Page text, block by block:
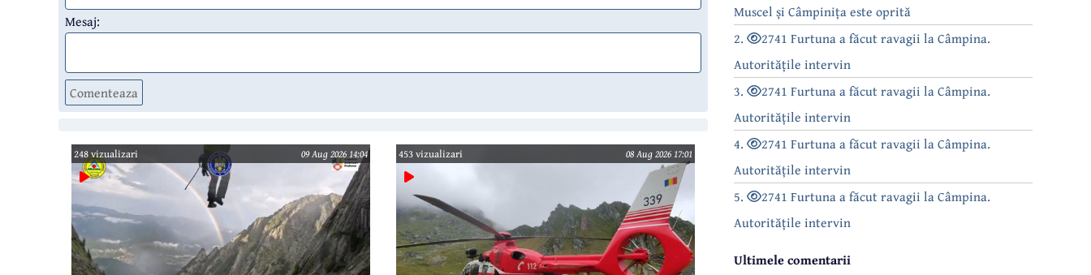
Mesaj:
Comenteaza
Muscel și Câmpinița este oprită
2.
2741 Furtuna a făcut ravagii la Câmpina.
Autoritățile intervin
3.
2741 Furtuna a făcut ravagii la Câmpina.
Autoritățile intervin
4.
2741 Furtuna a făcut ravagii la Câmpina.
Autoritățile intervin
5.
2741 Furtuna a făcut ravagii la Câmpina.
Autoritățile intervin
Ultimele comentarii
248 vizualizari 09 Aug 2026 14:04 453 vizualizari 08 Aug 2026 17:01